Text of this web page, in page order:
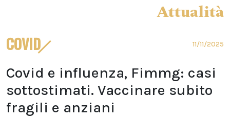
Attualità
COVID 11/11/2025
Covid e influenza, Fimmg: casi
sottostimati. Vaccinare subito
fragili e anziani